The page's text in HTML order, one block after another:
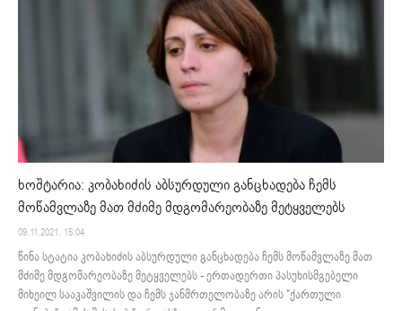
ხოშტარია: კობახიძის აბსურდული განცხადება ჩემს
მოწამვლაზე მათ მძიმე მდგომარეობაზე მეტყველებს
09.11.2021. 15:04
წინა სტატია კობახიძის აბსურდული განცხადება ჩემს მოწამვლაზე მათ
მძიმე მდგომარეობაზე მეტყველებს - ერთადერთი პასუხისმგებელი
მიხეილ სააკაშვილის და ჩემს ჯანმრთელობაზე არის "ქართული